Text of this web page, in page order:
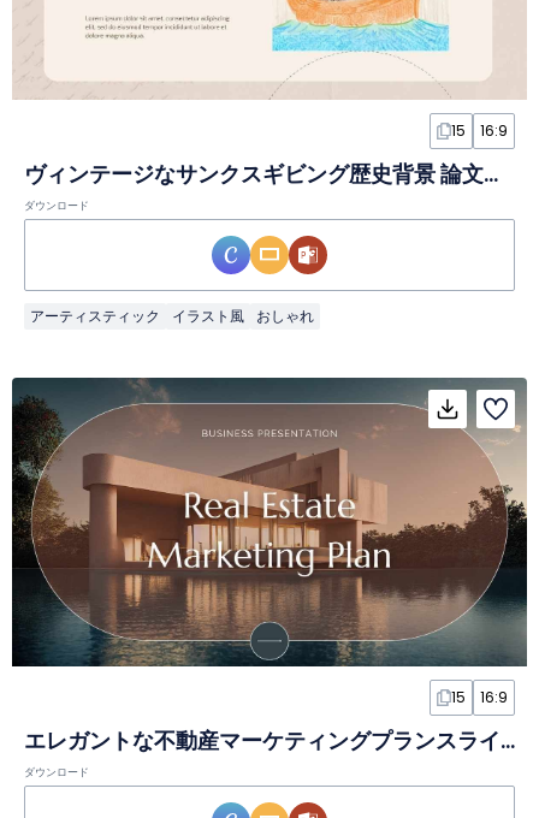
15 16:9
ヴィンテージなサンクスギビング歴史背景 論文スライド
ダウンロード
アーティスティック イラスト風 おしゃれ
15 16:9
エレガントな不動産マーケティングプランスライド
ダウンロード